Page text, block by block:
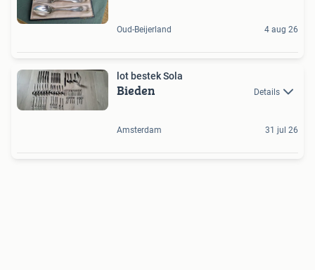
Oud-Beijerland 4 aug 26
lot bestek Sola
Bieden Details
Amsterdam 31 jul 26